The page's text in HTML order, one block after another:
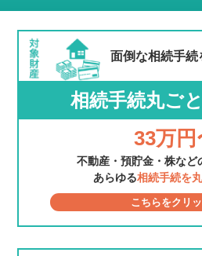
面倒な相続手続
相続手続丸ご
33万円
不動産・預貯金・株など
あらゆる相続手続を
こちらをクリ